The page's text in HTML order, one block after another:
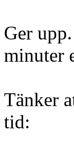
Ger
minuter
Tänker
tid: